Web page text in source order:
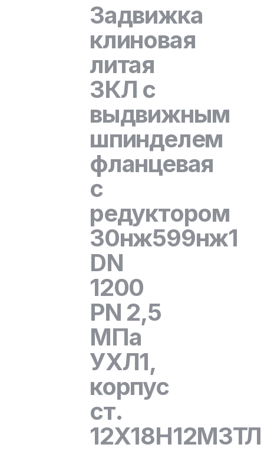
Задвижка
клиновая
литая
ЗКЛ с
выдвижным
шпинделем
фланцевая
с
редуктором
30нж599нж1
DN
1200
PN 2,5
МПа
УХЛ1,
корпус
ст.
12Х18Н12М3ТЛ